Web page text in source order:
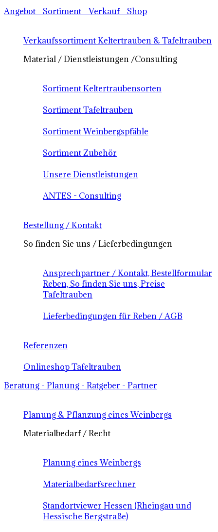
Angebot - Sortiment - Verkauf - Shop
Verkaufssortiment Keltertrauben & Tafeltrauben
Material / Dienstleistungen /Consulting
Sortiment Keltertraubensorten
Sortiment Tafeltrauben
Sortiment Weinbergspfähle
Sortiment Zubehör
Unsere Dienstleistungen
ANTES - Consulting
Bestellung / Kontakt
So finden Sie uns / Lieferbedingungen
Ansprechpartner / Kontakt, Bestellformular
Reben, So finden Sie uns, Preise
Tafeltrauben
Lieferbedingungen für Reben / AGB
Referenzen
Onlineshop Tafeltrauben
Beratung - Planung - Ratgeber - Partner
Planung & Pflanzung eines Weinbergs
Materialbedarf / Recht
Planung eines Weinbergs
Materialbedarfsrechner
Standortviewer Hessen (Rheingau und
Hessische Bergstraße)